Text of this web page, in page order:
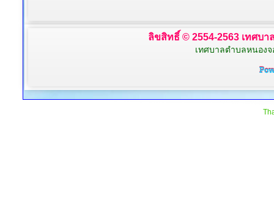
ลิขสิทธิ์ © 2554-2563 เทศบ
เทศบาลตำบลหนองจ